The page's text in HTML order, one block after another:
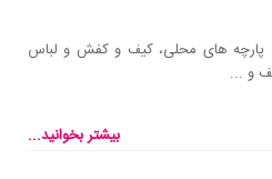
پارچه های محلی، کیف و کفش و لباس
و ...
بیشتر بخوانید...